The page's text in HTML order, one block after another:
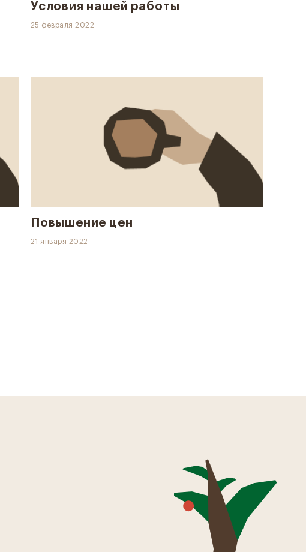
Условия нашей работы
25 февраля 2022
Повышение цен
21 января 2022